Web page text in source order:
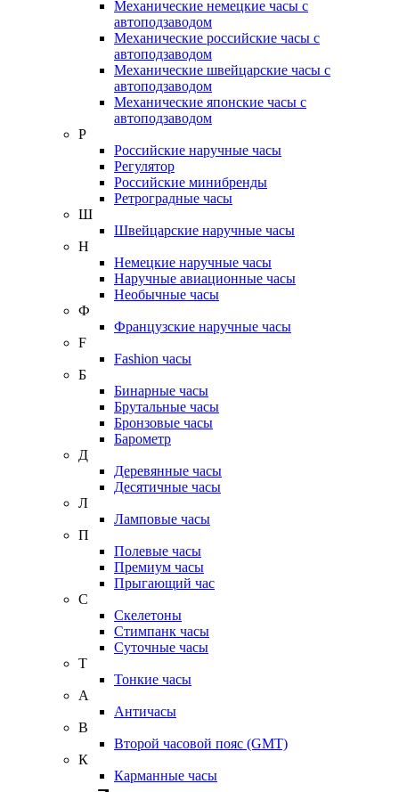
Механические немецкие часы с
автоподзаводом
Механические российские часы с
автоподзаводом
Механические швейцарские часы с
автоподзаводом
Механические японские часы с
автоподзаводом
Р
Российские наручные часы
Регулятор
Российские минибренды
Ретроградные часы
Ш
Швейцарские наручные часы
Н
Немецкие наручные часы
Наручные авиационные часы
Необычные часы
Ф
Французские наручные часы
F
Fashion часы
Б
Бинарные часы
Брутальные часы
Бронзовые часы
Барометр
Д
Деревянные часы
Десятичные часы
Л
Ламповые часы
П
Полевые часы
Премиум часы
Прыгающий час
С
Скелетоны
Стимпанк часы
Суточные часы
Т
Тонкие часы
А
Античасы
В
Второй часовой пояс (GMT)
К
Карманные часы